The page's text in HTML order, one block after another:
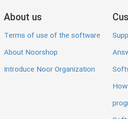
About us
Terms of use of the software
About Noorshop
Introduce Noor Organization